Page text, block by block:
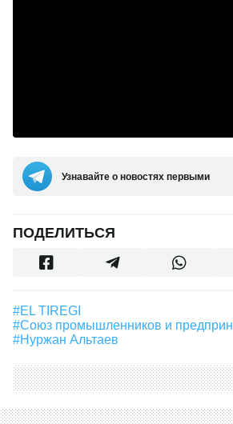
Узнавайте о новостях первыми
ПОДЕЛИТЬСЯ
#EL TIREGI
#Союз промышленников и
#Нуржан Альтаев